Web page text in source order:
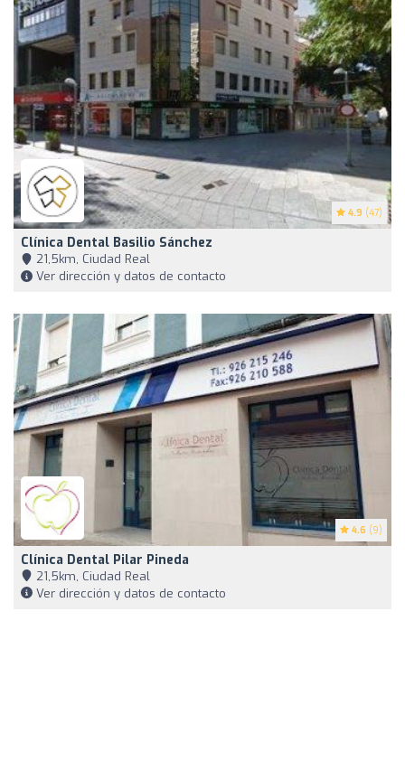
4.9 (47)
Clínica Dental Basilio Sánchez
21,5km, Ciudad Real
Ver dirección y datos de contacto
4.6 (9)
Clínica Dental Pilar Pineda
21,5km, Ciudad Real
Ver dirección y datos de contacto